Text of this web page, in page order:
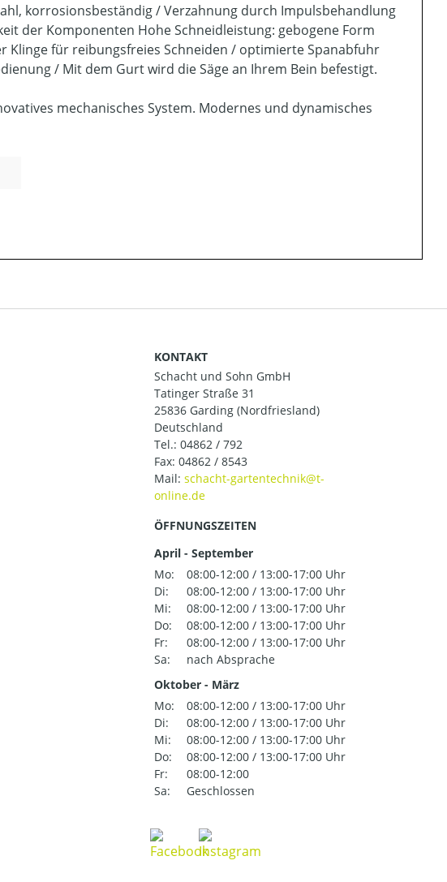
korrosionsbeständig / Verzahnung durch Impulsbehandlung
der Komponenten Hohe Schneidleistung: gebogene Form
Klinge für reibungsfreies Schneiden / optimierte Spanabfuhr
/ Mit dem Gurt wird die Säge an Ihrem Bein befestigt.
mechanisches System. Modernes und dynamisches
KONTAKT
Schacht und Sohn GmbH
Tatinger Straße 31
25836 Garding (Nordfriesland)
Deutschland
Tel.: 04862 / 792
Fax: 04862 / 8543
Mail:
ÖFFNUNGSZEITEN
April - September
Mo:
08:00-12:00 / 13:00-17:00 Uhr
Di:
08:00-12:00 / 13:00-17:00 Uhr
Mi:
08:00-12:00 / 13:00-17:00 Uhr
Do:
08:00-12:00 / 13:00-17:00 Uhr
Fr:
08:00-12:00 / 13:00-17:00 Uhr
Sa:
nach Absprache
Oktober - März
Mo:
08:00-12:00 / 13:00-17:00 Uhr
Di:
08:00-12:00 / 13:00-17:00 Uhr
Mi:
08:00-12:00 / 13:00-17:00 Uhr
Do:
08:00-12:00 / 13:00-17:00 Uhr
Fr:
08:00-12:00
Sa:
Geschlossen